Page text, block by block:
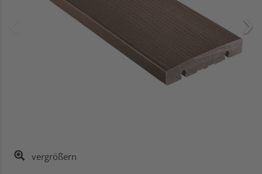
vergrößern